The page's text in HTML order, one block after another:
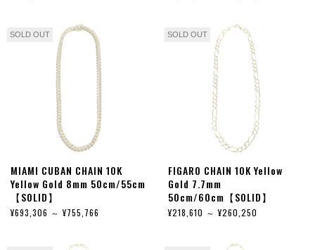
SOLD OUT
MIAMI CUBAN CHAIN 10K
Yellow Gold 8mm 50cm/55cm
【SOLID】
¥693,306 ～ ¥755,766
SOLD OUT
FIGARO CHAIN 10K Yellow
Gold 7.7mm
50cm/60cm【SOLID】
¥218,610 ～ ¥260,250